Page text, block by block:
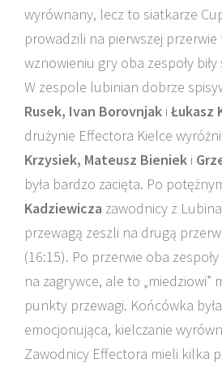
wyrównany, lecz to siatkarze
prowadzili na pierwszej przerwie
wznowieniu gry oba zespoły
W zespole lubinian dobrze
Rusek, Ivan Borovnjak i Łukasz
drużynie Effectora Kielce
Krzysiek, Mateusz Bieniek i
była bardzo zacięta. Po
Kadziewicza zawodnicy z
przewagą zeszli na drugą
(16:15). Po przerwie oba
na zagrywce, ale to „miedziowi”
punkty przewagi. Końcówka
emocjonująca, kielczanie
Zawodnicy Effectora mieli kilka